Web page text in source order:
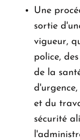
Une
sortie
vigueur,
police,
de la
et du
sécurité